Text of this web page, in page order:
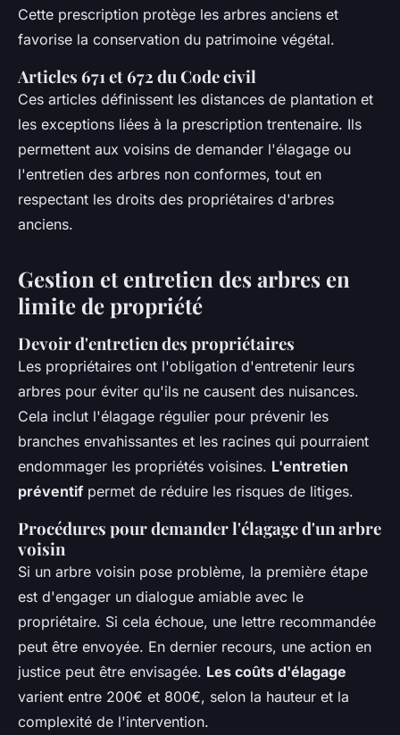
Cette prescription protège les arbres anciens et
favorise la conservation du patrimoine végétal.
Articles 671 et 672 du Code civil
Ces articles définissent les distances de plantation et
les exceptions liées à la prescription trentenaire. Ils
permettent aux voisins de demander l'élagage ou
l'entretien des arbres non conformes, tout en
respectant les droits des propriétaires d'arbres
anciens.
Gestion et entretien des arbres en
limite de propriété
Devoir d'entretien des propriétaires
Les propriétaires ont l'obligation d'entretenir leurs
arbres pour éviter qu'ils ne causent des nuisances.
Cela inclut l'élagage régulier pour prévenir les
branches envahissantes et les racines qui pourraient
endommager les propriétés voisines. L'entretien
préventif permet de réduire les risques de litiges.
Procédures pour demander l'élagage d'un arbre
voisin
Si un arbre voisin pose problème, la première étape
est d'engager un dialogue amiable avec le
propriétaire. Si cela échoue, une lettre recommandée
peut être envoyée. En dernier recours, une action en
justice peut être envisagée. Les coûts d'élagage
varient entre 200€ et 800€, selon la hauteur et la
complexité de l'intervention.